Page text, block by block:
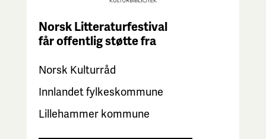
Norsk Litteraturfestival
fåroffentlig støtte fra
Norsk Kulturråd
Innlandet fylkeskommune
Lillehammer kommune